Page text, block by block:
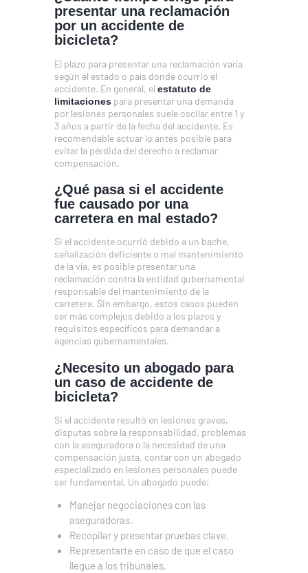
presentar una reclamación
por un accidente de
bicicleta?
El plazo para presentar una reclamación varía
según el estado o país donde ocurrió el
accidente. En general, el estatuto de
limitaciones para presentar una demanda
por lesiones personales suele oscilar entre 1 y
3 años a partir de la fecha del accidente. Es
recomendable actuar lo antes posible para
evitar la pérdida del derecho a reclamar
compensación.
¿Qué pasa si el accidente
fue causado por una
carretera en mal estado?
Si el accidente ocurrió debido a un bache,
señalización deficiente o mal mantenimiento
de la vía, es posible presentar una
reclamación contra la entidad gubernamental
responsable del mantenimiento de la
carretera. Sin embargo, estos casos pueden
ser más complejos debido a los plazos y
requisitos específicos para demandar a
agencias gubernamentales.
¿Necesito un abogado para
un caso de accidente de
bicicleta?
Si el accidente resultó en lesiones graves,
disputas sobre la responsabilidad, problemas
con la aseguradora o la necesidad de una
compensación justa, contar con un abogado
especializado en lesiones personales puede
ser fundamental. Un abogado puede:
Manejar negociaciones con las
aseguradoras.
Recopilar y presentar pruebas clave.
Representarte en caso de que el caso
llegue a los tribunales.